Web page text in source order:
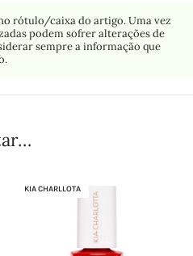
rótulo/caixa do artigo. Uma vez
podem sofrer alterações de
sempre a informação que
KIA CHARLLOTA